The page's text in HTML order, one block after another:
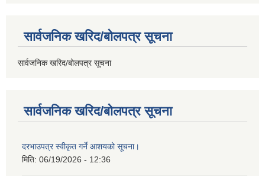
सार्वजनिक खरिद/बोलपत्र सूचना
सार्वजनिक खरिद/बोलपत्र सूचना
सार्वजनिक खरिद/बोलपत्र सूचना
दरभाउपत्र स्वीकृत गर्ने आशयको सूचना।
मिति: 06/19/2026 - 12:36